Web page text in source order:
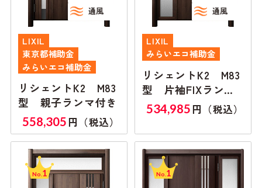
通風
LIXIL
東京都補助金
みらいエコ補助金
リシェントK2 M83
型 親子ランマ付き
558,305 円（税込）
通風
LIXIL
みらいエコ補助金
リシェントK2 M83
型 片袖FIXランマ
無し
534,985 円（税込）
No. 1 No. 1